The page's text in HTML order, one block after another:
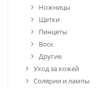
Ножницы
Щетки
Пинцеты
Воск
Другие
Уход за кожей
Солярии и лампы